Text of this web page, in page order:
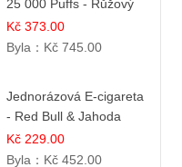
25 000 Puffs - Růžový
Citrón
Kč 373.00
Byla： Kč 745.00
Jednorázová E-cigareta
- Red Bull & Jahoda
Kč 229.00
Byla： Kč 452.00